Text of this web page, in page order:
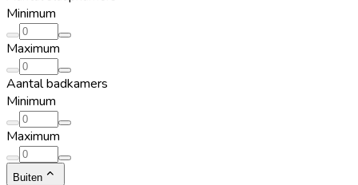
Minimum
Maximum
Aantal badkamers
Minimum
Maximum
Buiten